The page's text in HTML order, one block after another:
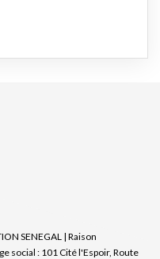
SENEGAL | Raison
social : 101 Cité l'Espoir, Route